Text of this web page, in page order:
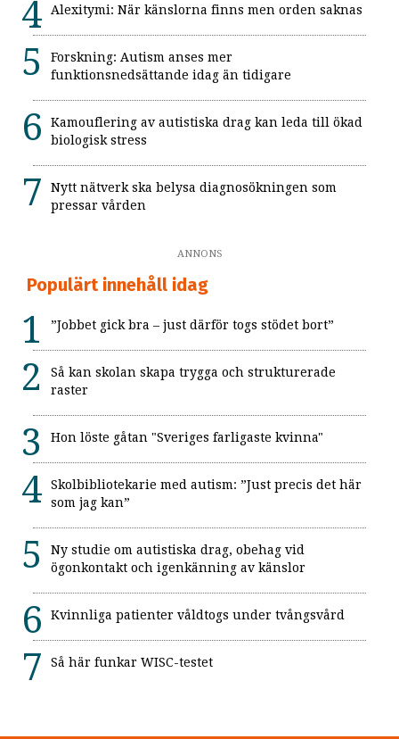
Alexitymi: När känslorna finns men orden saknas
Forskning: Autism anses mer
funktionsnedsättande idag än tidigare
Kamouflering av autistiska drag kan leda till ökad
biologisk stress
Nytt nätverk ska belysa diagnosökningen som
pressar vården
ANNONS
Populärt innehåll idag
”Jobbet gick bra – just därför togs stödet bort”
Så kan skolan skapa trygga och strukturerade
raster
Hon löste gåtan "Sveriges farligaste kvinna"
Skolbibliotekarie med autism: ”Just precis det här
som jag kan”
Ny studie om autistiska drag, obehag vid
ögonkontakt och igenkänning av känslor
Kvinnliga patienter våldtogs under tvångsvård
Så här funkar WISC-testet